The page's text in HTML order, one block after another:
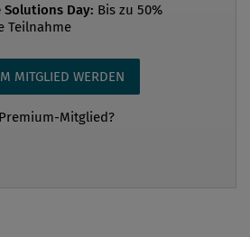
Solutions Day: Bis zu 50%
Teilnahme
MITGLIED WERDEN
Mitglied?